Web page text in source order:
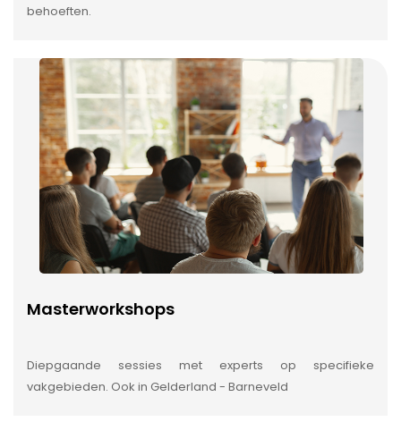
behoeften.
Masterworkshops
Diepgaande sessies met experts op specifieke
vakgebieden. Ook in Gelderland - Barneveld